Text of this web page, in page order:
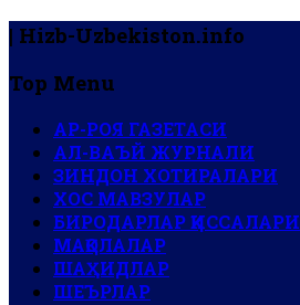
| Hizb-Uzbekiston.info
Top Menu
АР-РОЯ ГАЗЕТАСИ
АЛ-ВАЪЙ ЖУРНАЛИ
ЗИНДОН ХОТИРАЛАРИ
ХОС МАВЗУЛАР
БИРОДАРЛАР ҚИССАЛАРИ
МАҚОЛАЛАР
ШАҲИДЛАР
ШЕЪРЛАР